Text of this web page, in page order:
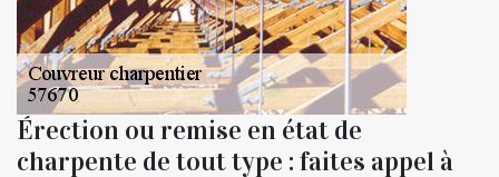
Érection ou remise en état de
charpente de tout type : faites appel à